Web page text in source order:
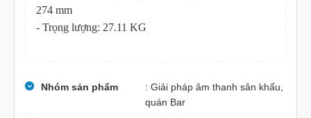
274 mm
- Trọng lượng: 27.11 KG
Nhóm sản phẩm
: Giải pháp âm thanh sân khấu,
quán Bar